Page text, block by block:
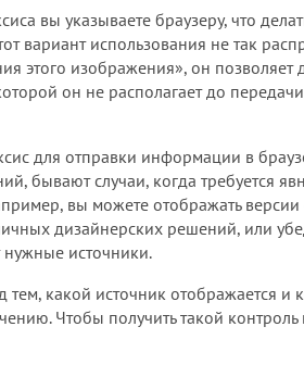
вы указываете браузеру, что
вариант использования не так
этого изображения», он позволяет
он не располагает до
для отправки информации в
бывают случаи, когда требуется
вы можете отображать
дизайнерских решений, или
источники.
какой источник отображается и
Чтобы получить такой